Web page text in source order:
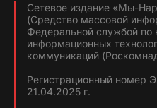
Сетевое издание «Мы-
(Средство массовой
Федеральной службой по
информационных
коммуникаций
Регистрационный
21.04.2025 г.